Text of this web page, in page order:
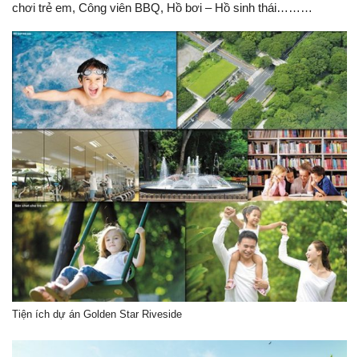
chơi trẻ em, Công viên BBQ, Hồ bơi – Hồ sinh thái………
Tiện ích dự án Golden Star Riveside